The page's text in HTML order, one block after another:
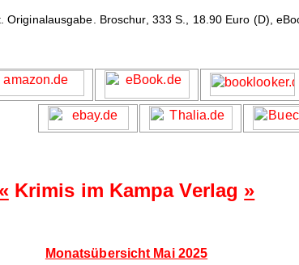
Originalausgabe. Broschur, 333 S., 18.90 Euro (D),
«Krimis im Kampa Verlag »
Monatsübersicht Mai 2025